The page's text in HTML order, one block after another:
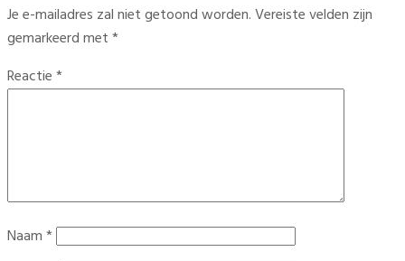
Je e-mailadres zal niet getoond worden.Vereiste velden zijn
gemarkeerd met*
Reactie*
Naam*